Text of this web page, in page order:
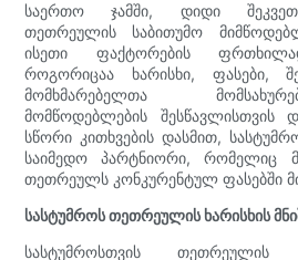
საერთო ჯამში, დიდი
თეთრეულის საბითუმო
ისეთი ფაქტორების
როგორიცაა ხარისხი, ფასები,
მომხმარებელთა
მომწოდებლების შესწავლისთვის
სწორი კითხვების დასმით,
საიმედო პარტნიორი, რომელიც
თეთრეულს კონკურენტულ ფასებში
სასტუმროს თეთრეულის ხარისხის
სასტუმროსთვის თეთრეულის